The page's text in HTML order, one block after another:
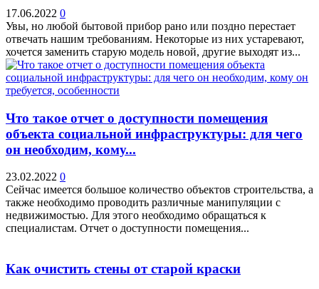
17.06.2022 0
Увы, но любой бытовой прибор рано или поздно перестает
отвечать нашим требованиям. Некоторые из них устаревают,
хочется заменить старую модель новой, другие выходят из...
Что такое отчет о доступности помещения
объекта социальной инфраструктуры: для чего
он необходим, кому...
23.02.2022 0
Сейчас имеется большое количество объектов строительства, а
также необходимо проводить различные манипуляции с
недвижимостью. Для этого необходимо обращаться к
специалистам. Отчет о доступности помещения...
Как очистить стены от старой краски